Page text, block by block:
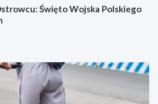
Święto Wojska Polskiego